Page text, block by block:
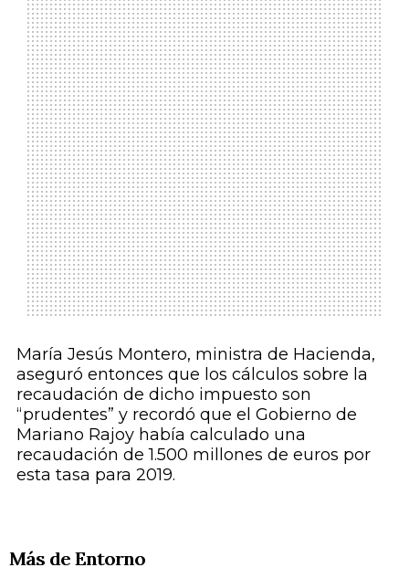
María Jesús Montero, ministra de Hacienda,
aseguró entonces que los cálculos sobre la
recaudación de dicho impuesto son
“prudentes” y recordó que el Gobierno de
Mariano Rajoy había calculado una
recaudación de 1.500 millones de euros por
esta tasa para 2019.
Más de Entorno